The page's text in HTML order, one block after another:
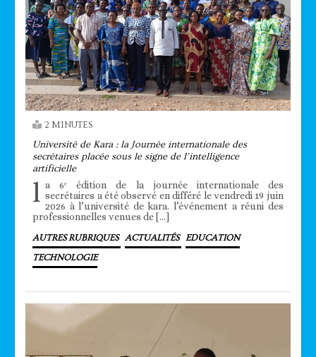
2 MINUTES
Université de Kara : la Journée internationale des
secrétaires placée sous le signe de l’intelligence
artificielle
l a 6ᵉ édition de la journée internationale des
secrétaires a été observé en différé le vendredi 19 juin
2026 à l’université de kara. l’événement a réuni des
professionnelles venues de […]
AUTRES RUBRIQUES ACTUALITÉS EDUCATION
TECHNOLOGIE